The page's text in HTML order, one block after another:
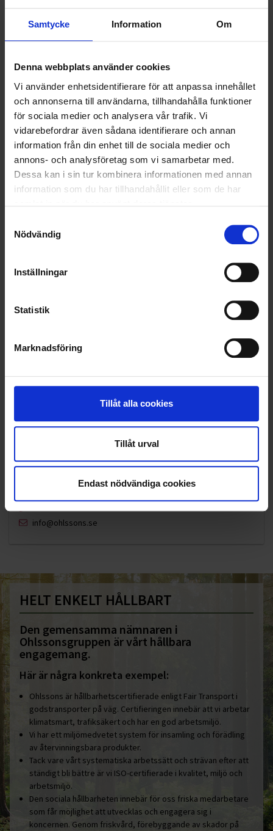
Samtycke Information Om
Denna webbplats använder cookies
Vi använder enhetsidentifierare för att anpassa innehållet
och annonserna till användarna, tillhandahålla funktioner
för sociala medier och analysera vår trafik. Vi
vidarebefordrar även sådana identifierare och annan
information från din enhet till de sociala medier och
annons- och analysföretag som vi samarbetar med.
Dessa kan i sin tur kombinera informationen med annan
information som du har tillhandahållit eller som de har
Nödvändig
Inställningar
Statistik
Marknadsföring
Tillåt alla cookies
Tillåt urval
Endast nödvändiga cookies
HÅLLBARHET
NYA UPPDRAG
OHLSSONS REGION MITT
OHLSSONS REGION SYD
OHLSSONS REGION VÄST
OHLSSONSKOLLEGOR
SAMARBETEN
KUNDTJÄNST
info@ohlssons.se
HELT ENKELT HÅLLBART
Den gemensamma nämnaren i
Ohlssonsgruppen är vårt hållbara
engagemang.
Här är några konkreta exempel:
Ohlssons är hållbarhetscertifierade enligt Fair Transport i
godstransporter på väg. Certifieringen innebär att vi arbetar
klimatsmart, trafiksäkert och har en god arbetsmiljö.
Vi har ett miljömedvetet system för insamling och förädling
av återvinningsbara produkter.
Tack vare vårt systematiska arbetssätt och strävan efter att
ständigt bli bättre är vi ISO-certifierade i kvalitet, miljö och
arbetsmiljö.
Den sociala hållbarheten innebär för oss friska medarbetare
som får möjlighet att utvecklas och engagera sig i
koncernen. Genom friskvård, förebyggande av skador på